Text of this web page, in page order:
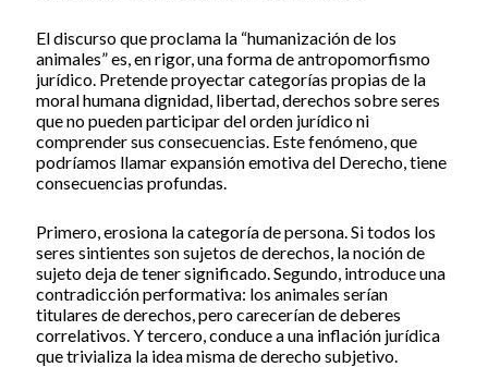
El discurso que proclama la “humanización de los
animales” es, en rigor, una forma de antropomorfismo
jurídico. Pretende proyectar categorías propias de la
moral humana dignidad, libertad, derechos sobre seres
que no pueden participar del orden jurídico ni
comprender sus consecuencias. Este fenómeno, que
podríamos llamar expansión emotiva del Derecho, tiene
consecuencias profundas.
Primero, erosiona la categoría de persona. Si todos los
seres sintientes son sujetos de derechos, la noción de
sujeto deja de tener significado. Segundo, introduce una
contradicción performativa: los animales serían
titulares de derechos, pero carecerían de deberes
correlativos. Y tercero, conduce a una inflación jurídica
que trivializa la idea misma de derecho subjetivo.